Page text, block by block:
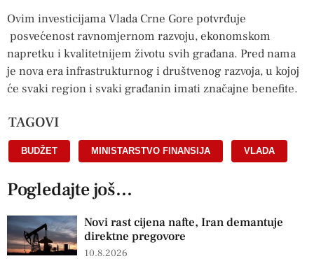
Ovim investicijama Vlada Crne Gore potvrđuje
posvećenost ravnomjernom razvoju, ekonomskom
napretku i kvalitetnijem životu svih građana. Pred nama
je nova era infrastrukturnog i društvenog razvoja, u kojoj
će svaki region i svaki građanin imati značajne benefite.
TAGOVI
BUDŽET MINISTARSTVO FINANSIJA VLADA
Pogledajte još...
Novi rast cijena nafte, Iran demantuje
direktne pregovore
10.8.2026